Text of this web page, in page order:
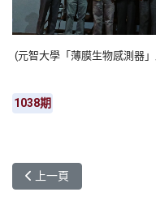
(元智大學「薄膜生物感測器
1038期
上一篇文章: 元智大學
上一頁